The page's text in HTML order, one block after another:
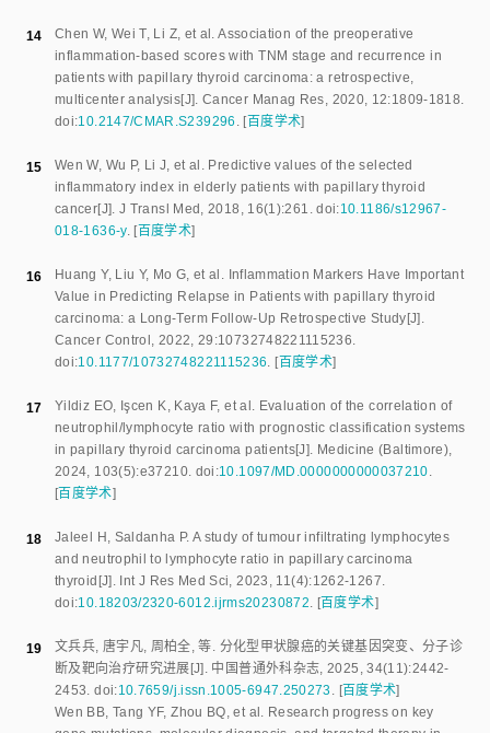
14 Chen W, Wei T, Li Z, et al .Association of the preoperative
inflammation-based scores with TNM stage and recurrence in
patients with papillary thyroid carcinoma: a retrospective,
multicenter analysis[J].Cancer Manag Res, 2020, 12:1809-1818.
doi:10.2147/CMAR.S239296 . [百度学术]
15 Wen W, Wu P, Li J, et al . Predictive values of the selected
inflammatory index in elderly patients with papillary thyroid
cancer[J]. J Transl Med ,2018 , 16(1):261 .doi:10.1186/s12967-
018-1636-y. [百度学术]
16 Huang Y, Liu Y, Mo G, et al . Inflammation Markers Have Important
Value in Predicting Relapse in Patients with papillary thyroid
carcinoma: a Long-Term Follow-Up Retrospective Study [J].
Cancer Control , 2022, 29 :10732748221115236.
doi:10.1177/10732748221115236. [百度学术]
17 Yildiz EO, Işcen K, Kaya F,et al . Evaluation of the correlation of
neutrophil/lymphocyte ratio with prognostic classification systems
in papillary thyroid carcinoma patients[J]. Medicine (Baltimore),
2024, 103(5):e37210. doi:10.1097/MD.0000000000037210.
[百度学术]
18 Jaleel H , Saldanha P. A study of tumour infiltrating lymphocytes
and neutrophil to lymphocyte ratio in papillary carcinoma
thyroid [J]. Int J Res Med Sci,2023 , 11(4):1262-1267.
doi:10.18203/2320-6012.ijrms20230872. [百度学术]
19 文兵兵, 唐宇凡, 周柏全,等. 分化型甲状腺癌的关键基因突变、分子诊
断及靶向治疗研究进展 [J]. 中国普通外科杂志,2025 ,34(11):2442-
2453.doi:10.7659/j.issn.1005-6947.250273. [百度学术]
Wen BB, Tang YF,Zhou BQ,et al . Research progress on key